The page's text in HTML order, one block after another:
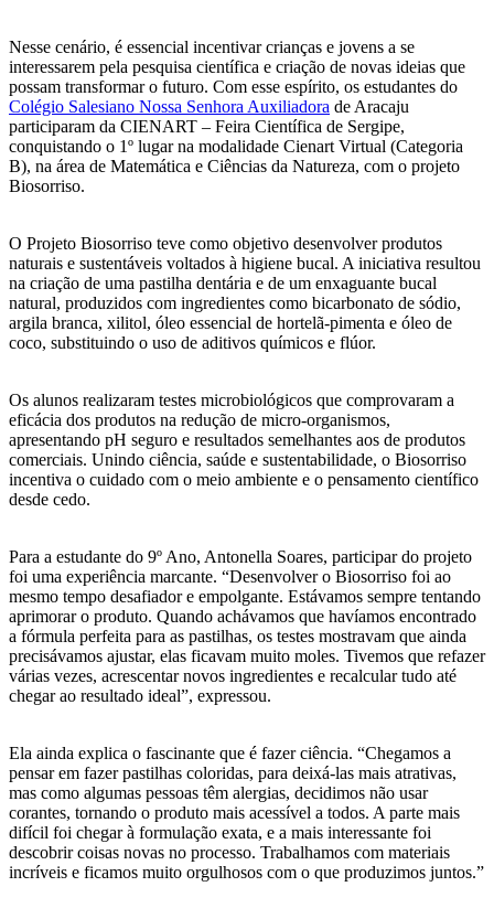
Nesse cenário, é essencial incentivar crianças e jovens a se
interessarem pela pesquisa científica e criação de novas ideias que
possam transformar o futuro. Com esse espírito, os estudantes do
Colégio Salesiano Nossa Senhora Auxiliadora de Aracaju
participaram da CIENART – Feira Científica de Sergipe,
conquistando o 1º lugar na modalidade Cienart Virtual (Categoria
B), na área de Matemática e Ciências da Natureza, com o projeto
Biosorriso.
O Projeto Biosorriso teve como objetivo desenvolver produtos
naturais e sustentáveis voltados à higiene bucal. A iniciativa resultou
na criação de uma pastilha dentária e de um enxaguante bucal
natural, produzidos com ingredientes como bicarbonato de sódio,
argila branca, xilitol, óleo essencial de hortelã-pimenta e óleo de
coco, substituindo o uso de aditivos químicos e flúor.
Os alunos realizaram testes microbiológicos que comprovaram a
eficácia dos produtos na redução de micro-organismos,
apresentando pH seguro e resultados semelhantes aos de produtos
comerciais. Unindo ciência, saúde e sustentabilidade, o Biosorriso
incentiva o cuidado com o meio ambiente e o pensamento científico
desde cedo.
Para a estudante do 9º Ano, Antonella Soares, participar do projeto
foi uma experiência marcante. “Desenvolver o Biosorriso foi ao
mesmo tempo desafiador e empolgante. Estávamos sempre tentando
aprimorar o produto. Quando achávamos que havíamos encontrado
a fórmula perfeita para as pastilhas, os testes mostravam que ainda
precisávamos ajustar, elas ficavam muito moles. Tivemos que refazer
várias vezes, acrescentar novos ingredientes e recalcular tudo até
chegar ao resultado ideal”, expressou.
Ela ainda explica o fascinante que é fazer ciência. “Chegamos a
pensar em fazer pastilhas coloridas, para deixá-las mais atrativas,
mas como algumas pessoas têm alergias, decidimos não usar
corantes, tornando o produto mais acessível a todos. A parte mais
difícil foi chegar à formulação exata, e a mais interessante foi
descobrir coisas novas no processo. Trabalhamos com materiais
incríveis e ficamos muito orgulhosos com o que produzimos juntos.”